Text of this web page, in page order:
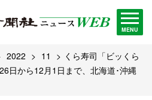
MENU
2022 11
くら寿司「ビッくら
日から12月1日まで、北海道･沖縄